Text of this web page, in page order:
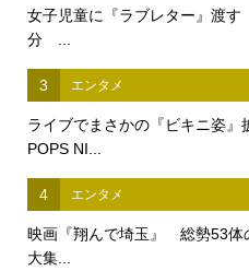
女子児童に『ラブレター』渡
分 ...
3 エンタメ
ライブでまさかの『ビキニ姿
POPS NI...
4 エンタメ
映画『翔んで埼玉』 総勢53体
大集...